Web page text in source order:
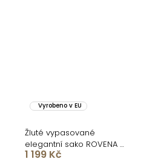
Vyrobeno v EU
Žluté vypasované
elegantní sako ROVENA s
ozdobou
1 199 Kč